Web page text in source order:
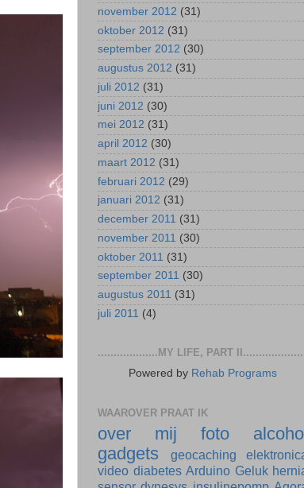
november 2012 (31)
oktober 2012 (31)
september 2012 (30)
augustus 2012 (31)
juli 2012 (31)
juni 2012 (30)
mei 2012 (31)
april 2012 (30)
maart 2012 (31)
februari 2012 (29)
januari 2012 (31)
december 2011 (31)
november 2011 (30)
oktober 2011 (31)
september 2011 (30)
augustus 2011 (31)
juli 2011 (4)
...................MY LIFE, PART II...................
Powered by Rehab Programs
WAAROVER PRAAT IK
over mij foto
alcohol
gadgets
geocaching
video diabetes Arduino Geluk